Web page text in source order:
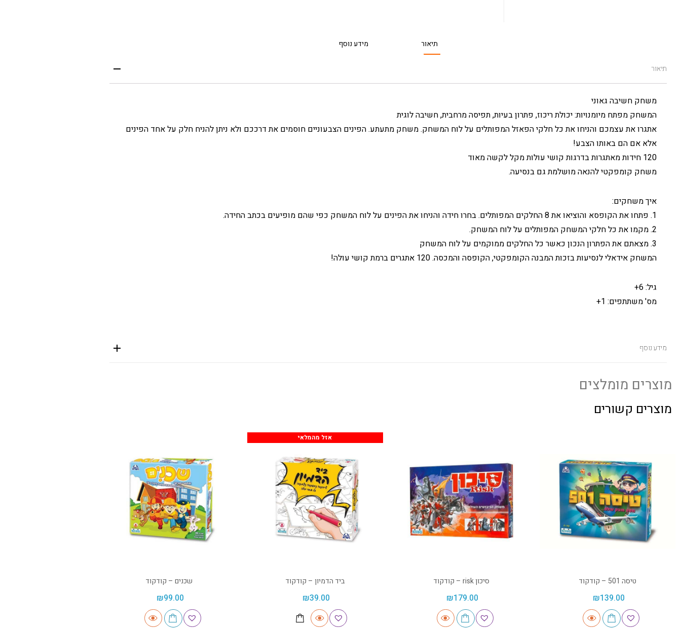
תיאור מידע נוסף
תיאור
משחק חשיבה גאוני
המשחק מפתח מיומנויות: יכולת ריכוז, פתרון בעיות, תפיסה מרחבית, חשיבה לוגית
אתגרו את עצמכם והניחו את כל חלקי הפאזל המפותלים על לוח המשחק. משחק מתעתע. הפינים הצבעוניים חוסמים את דרככם ולא ניתן להניח חלק על אחד הפינים
אלא אם הם באותו הצבע!
120 חידות מאתגרות בדרגות קושי עולות מקל לקשה מאוד
משחק קומפקטי להנאה מושלמת גם בנסיעה.
איך משחקים:
1. פתחו את הקופסא והוציאו את 8 החלקים המפותלים. בחרו חידה והניחו את הפינים על לוח המשחק כפי שהם מופיעים בכתב החידה.
2. מקמו את כל חלקי המשחק המפותלים על לוח המשחק.
3. מצאתם את הפתרון הנכון כאשר כל החלקים ממוקמים על לוח המשחק
המשחק אידאלי לנסיעות בזכות המבנה הקומפקטי, הקופסה והמכסה. 120 אתגרים ברמת קושי עולה!
גיל: 6+
מס' משתתפים: 1+
מידע נוסף
מוצרים מומלצים
מוצרים קשורים
טיסה 501 – קודקוד
₪139.00
סיכון risk – קודקוד
₪179.00
אזל מהמלאי
ביד הדמיון – קודקוד
₪39.00
שכנים – קודקוד
₪99.00